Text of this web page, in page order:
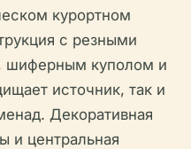
курортном
с резными
шиферным куполом и
источник, так и
Декоративная
и центральная